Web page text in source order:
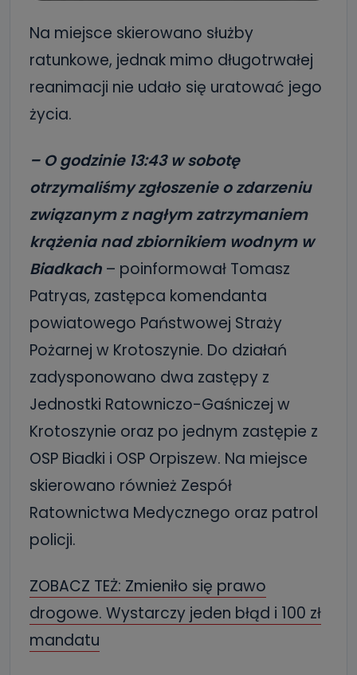
Na miejsce skierowano służby
ratunkowe, jednak mimo długotrwałej
reanimacji nie udało się uratować jego
życia.
– O godzinie 13:43 w sobotę
otrzymaliśmy zgłoszenie o zdarzeniu
związanym z nagłym zatrzymaniem
krążenia nad zbiornikiem wodnym w
Biadkach – poinformował Tomasz
Patryas, zastępca komendanta
powiatowego Państwowej Straży
Pożarnej w Krotoszynie. Do działań
zadysponowano dwa zastępy z
Jednostki Ratowniczo-Gaśniczej w
Krotoszynie oraz po jednym zastępie z
OSP Biadki i OSP Orpiszew. Na miejsce
skierowano również Zespół
Ratownictwa Medycznego oraz patrol
policji.
ZOBACZ TEŻ: Zmieniło się prawo
drogowe. Wystarczy jeden błąd i 100 zł
mandatu